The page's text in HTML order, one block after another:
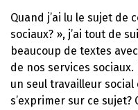
Quand j’ai lu le sujet de
sociaux? », j’ai tout de
beaucoup de textes
de nos services
un seul travailleur social
s’exprimer sur ce sujet?